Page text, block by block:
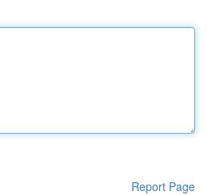
Report Page